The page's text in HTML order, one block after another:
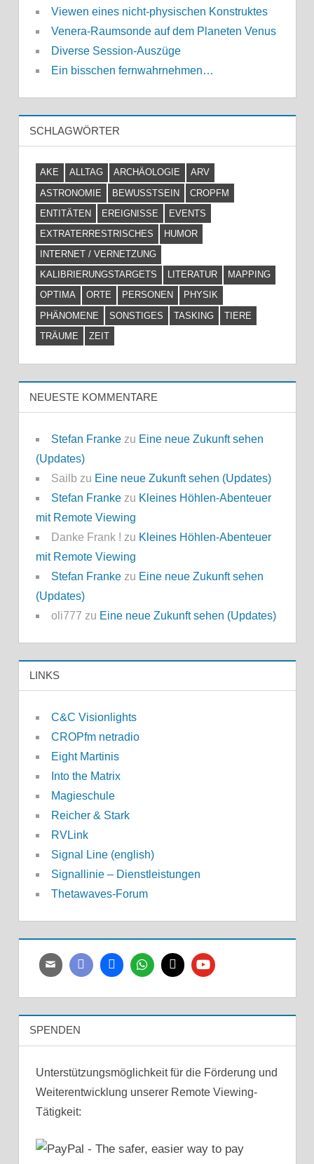
Viewen eines nicht-physischen Konstruktes
Venera-Raumsonde auf dem Planeten Venus
Diverse Session-Auszüge
Ein bisschen fernwahrnehmen…
SCHLAGWÖRTER
AKE ALLTAG ARCHÄOLOGIE
ARV
ASTRONOMIE
BEWUSSTSEIN
CROPFM
ENTITÄTEN
EREIGNISSE
EVENTS
EXTRATERRESTRISCHES
HUMOR
INTERNET / VERNETZUNG
KALIBRIERUNGSTARGETS
LITERATUR
MAPPING
OPTIMA
ORTE PERSONEN
PHYSIK
PHÄNOMENE
SONSTIGES TASKING
TIERE
TRÄUME
ZEIT
NEUESTE KOMMENTARE
Stefan Frankezu Eine neue Zukunft sehen
(Updates)
Sailb zu Eine neue Zukunft sehen (Updates)
Stefan Frankezu Kleines Höhlen-Abenteuer
mit Remote Viewing
Danke Frank ! zu Kleines Höhlen-Abenteuer
mit Remote Viewing
Stefan Frankezu Eine neue Zukunft sehen
(Updates)
oli777 zu Eine neue Zukunft sehen (Updates)
LINKS
C&C Visionlights
CROPfm netradio
Eight Martinis
Into the Matrix
Magieschule
Reicher & Stark
RVLink
Signal Line (english)
Signallinie – Dienstleistungen
Thetawaves-Forum
SPENDEN
Unterstützungsmöglichkeit für die Förderung und
Weiterentwicklung unserer Remote Viewing-
Tätigkeit: